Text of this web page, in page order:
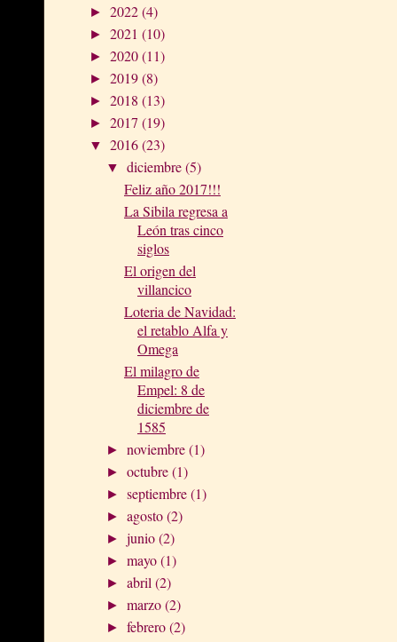
► 2022(4)
► 2021 (10)
► 2020(11)
► 2019(8)
► 2018 (13)
► 2017 (19)
▼ 2016(23)
▼diciembre(5)
Feliz año 2017!!!
La Sibila regresa a
León tras cinco
siglos
El origen del
villancico
Loteria de Navidad:
el retablo Alfa y
Omega
El milagro de
Empel: 8 de
diciembre de
1585
►noviembre(1)
►octubre(1)
►septiembre(1)
►agosto(2)
►junio(2)
►mayo(1)
►abril(2)
►marzo(2)
►febrero(2)